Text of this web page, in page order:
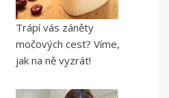
Trápí vás záněty
močových cest? Víme,
jak na ně vyzrát!